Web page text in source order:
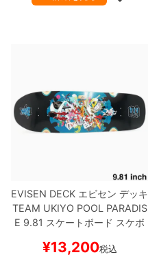
EVISEN DECK エビセン デッキ
TEAM UKIYO POOL PARADIS
E 9.81 スケートボード スケボ
¥13,200税込